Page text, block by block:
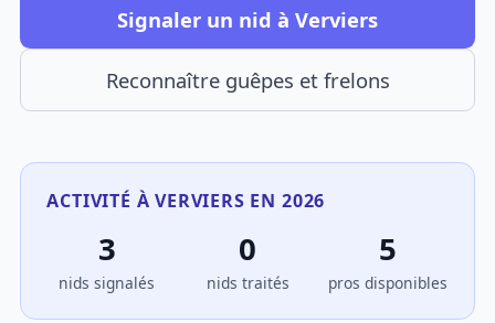
Signaler un nid à Verviers
Reconnaître guêpes et frelons
ACTIVITÉ À VERVIERS EN 2026
3
nids signalés
0
nids traités
5
pros disponibles